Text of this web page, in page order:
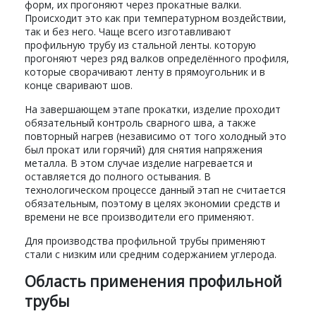
форм, их прогоняют через прокатные валки.
Происходит это как при температурном воздействии,
так и без него. Чаще всего изготавливают
профильную трубу из стальной ленты. которую
прогоняют через ряд валков определённого профиля,
которые сворачивают ленту в прямоугольник и в
конце сваривают шов.
На завершающем этапе прокатки, изделие проходит
обязательный контроль сварного шва, а также
повторный нагрев (независимо от того холодный это
был прокат или горячий) для снятия напряжения
металла. В этом случае изделие нагревается и
оставляется до полного остывания. В
технологическом процессе данный этап не считается
обязательным, поэтому в целях экономии средств и
времени не все производители его применяют.
Для производства профильной трубы применяют
стали с низким или средним содержанием углерода.
Область применения профильной
трубы